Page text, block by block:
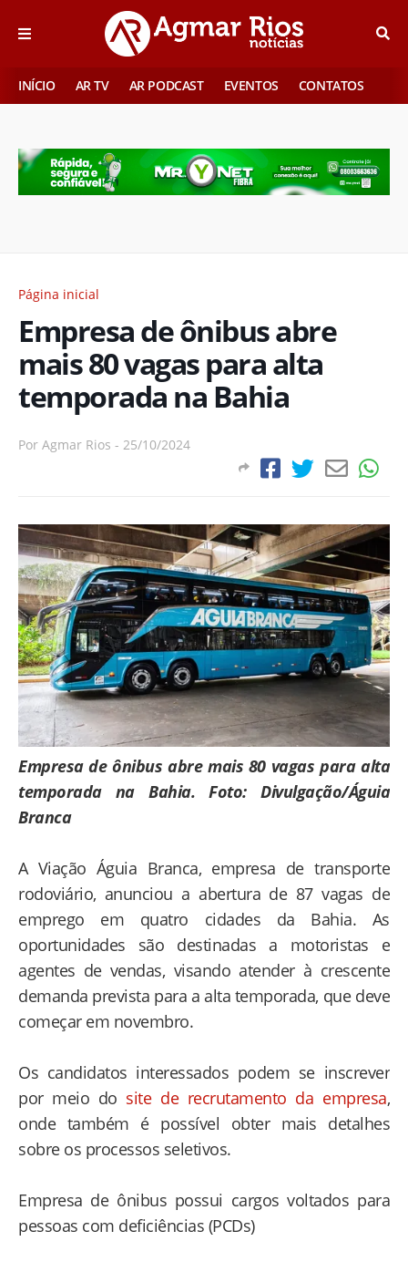
INÍCIO AR TV AR PODCAST EVENTOS CONTATOS
Página inicial
Empresa de ônibus abre
mais 80 vagas para alta
temporada na Bahia
Por Agmar Rios - 25/10/2024
Empresa de ônibus abre mais 80 vagas para alta
temporada na Bahia. Foto: Divulgação/Águia
Branca
A Viação Águia Branca, empresa de transporte
rodoviário, anunciou a abertura de 87 vagas de
emprego em quatro cidades da Bahia. As
oportunidades são destinadas a motoristas e
agentes de vendas, visando atender à crescente
demanda prevista para a alta temporada, que deve
começar em novembro.
Os candidatos interessados podem se inscrever
por meio do site de recrutamento da empresa,
onde também é possível obter mais detalhes
sobre os processos seletivos.
Empresa de ônibus possui cargos voltados para
pessoas com deficiências (PCDs)